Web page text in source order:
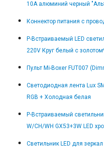
10А алюминий черный
Коннектор питания с
Р-Встраиваемый LED
220V Круг белый с
Пульт Mi-Boxer FUT007
Светодиодная лента Lux
RGB + Холодная белая
Р-Встраиваемый
W/CH/WH GX53+3W LED
Светильник LED для